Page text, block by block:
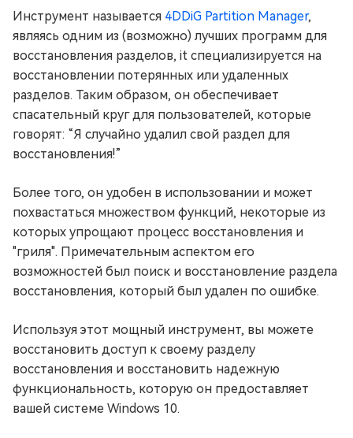
Инструмент называется 4DDiG Partition Manager,
являясь одним из (возможно) лучших программ для
восстановления разделов, it специализируется на
восстановлении потерянных или удаленных
разделов. Таким образом, он обеспечивает
спасательный круг для пользователей, которые
говорят: “Я случайно удалил свой раздел для
восстановления!”
Более того, он удобен в использовании и может
похвастаться множеством функций, некоторые из
которых упрощают процесс восстановления и
"гриля". Примечательным аспектом его
возможностей был поиск и восстановление раздела
восстановления, который был удален по ошибке.
Используя этот мощный инструмент, вы можете
восстановить доступ к своему разделу
восстановления и восстановить надежную
функциональность, которую он предоставляет
вашей системе Windows 10.